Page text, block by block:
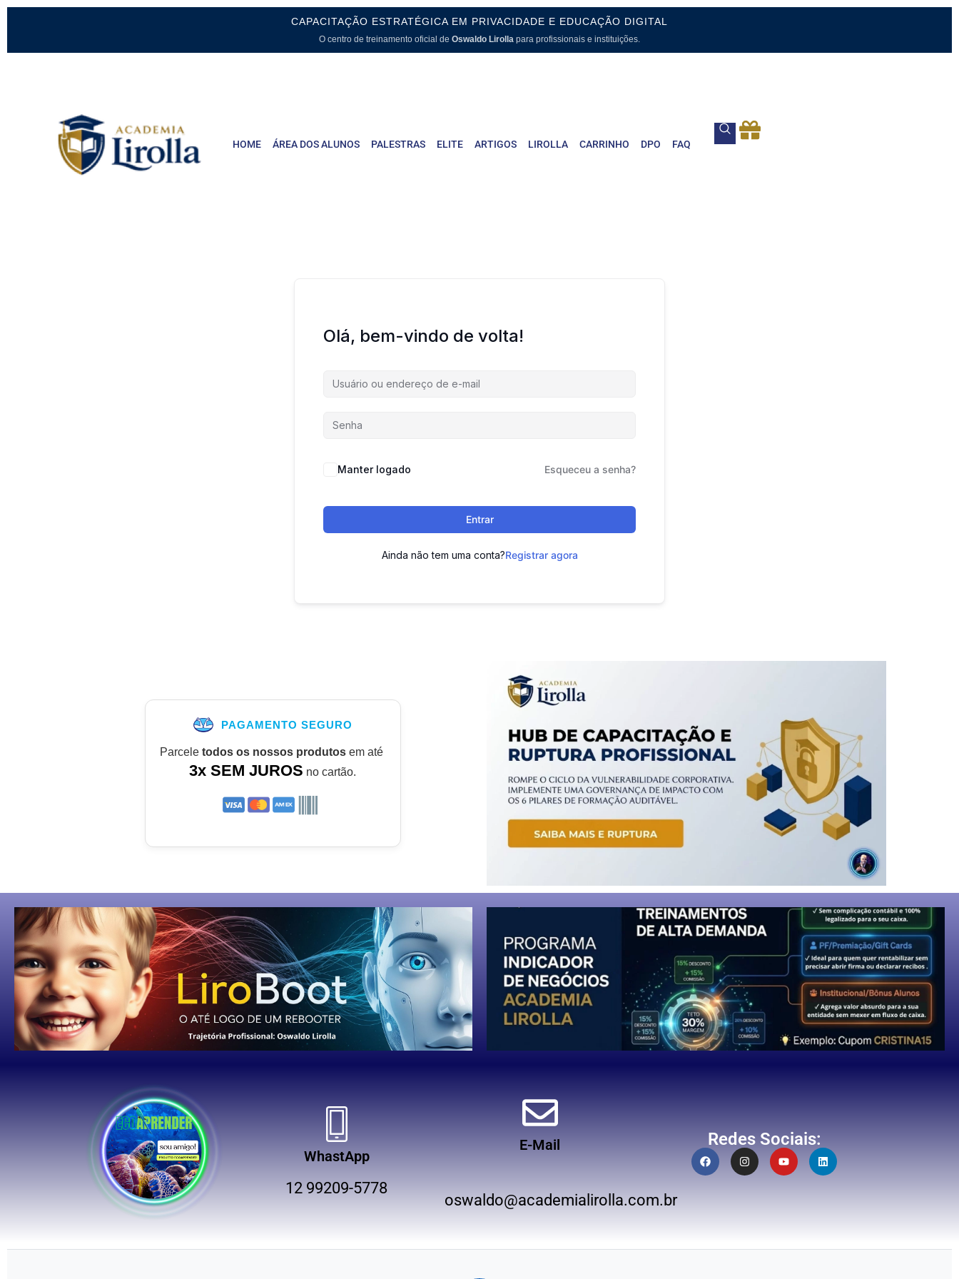
CAPACITAÇÃO ESTRATÉGICA EM PRIVACIDADE E EDUCAÇÃO DIGITAL
O centro de treinamento oficial de Oswaldo Lirolla para profissionais e instituições.
HOME ÁREA DOS ALUNOS PALESTRAS ELITE ARTIGOS LIROLLA CARRINHO DPO FAQ
Olá, bem-vindo de volta!
Manter logado Esqueceu a senha?
Entrar
Ainda não tem uma conta?Registrar agora
PAGAMENTO SEGURO
Parcele todos os nossos produtosem até
3x SEM JUROS no cartão.
WhastApp
12 99209-5778
E-Mail
oswaldo@academialirolla.com.br
Redes Sociais: